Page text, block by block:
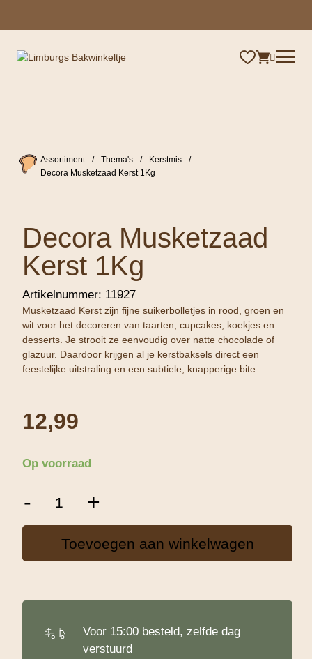
Assortiment / Thema's / Kerstmis
/
Decora Musketzaad Kerst 1Kg
Decora Musketzaad
Kerst 1Kg
Artikelnummer: 11927
Musketzaad Kerst zijn fijne suikerbolletjes in rood, groen en
wit voor het decoreren van taarten, cupcakes, koekjes en
desserts. Je strooit ze eenvoudig over natte chocolade of
glazuur. Daardoor krijgen al je kerstbaksels direct een
feestelijke uitstraling en een subtiele, knapperige bite.
12,99
Op voorraad
-Musketzaad
1Kg
+
Toevoegen aan winkelwagen
Voor 15:00 besteld, zelfde dag
verstuurd